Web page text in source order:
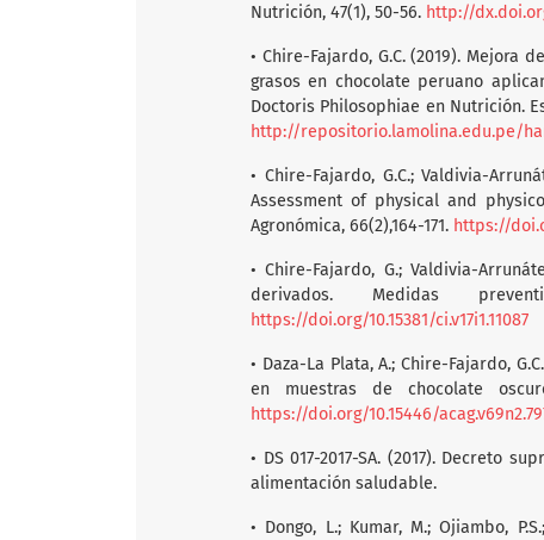
Nutrición, 47(1), 50-56. http://
• Chire-Fajardo, G.C. (2019).
grasos en chocolate peruano
Doctoris Philosophiae en Nutrición.
http://repositorio.lamolina.edu.pe/
• Chire-Fajardo, G.C.; Valdivia-
Assessment of physical and
Agronómica, 66(2),164-171. https://
• Chire-Fajardo, G.; Valdivia-
derivados. Medidas
https://doi.org/10.15381/ci.v17i1.11087
• Daza-La Plata, A.; Chire-Fajardo,
en muestras de chocolate
https://doi.org/10.15446/
• DS 017-2017-SA. (2017). Decreto
alimentación saludable.
• Dongo, L.; Kumar, M.; Ojiambo,